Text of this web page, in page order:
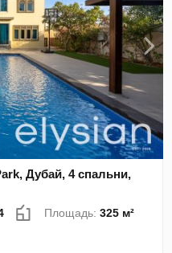
Дубай, 4 спальни,
Площадь:325 м²